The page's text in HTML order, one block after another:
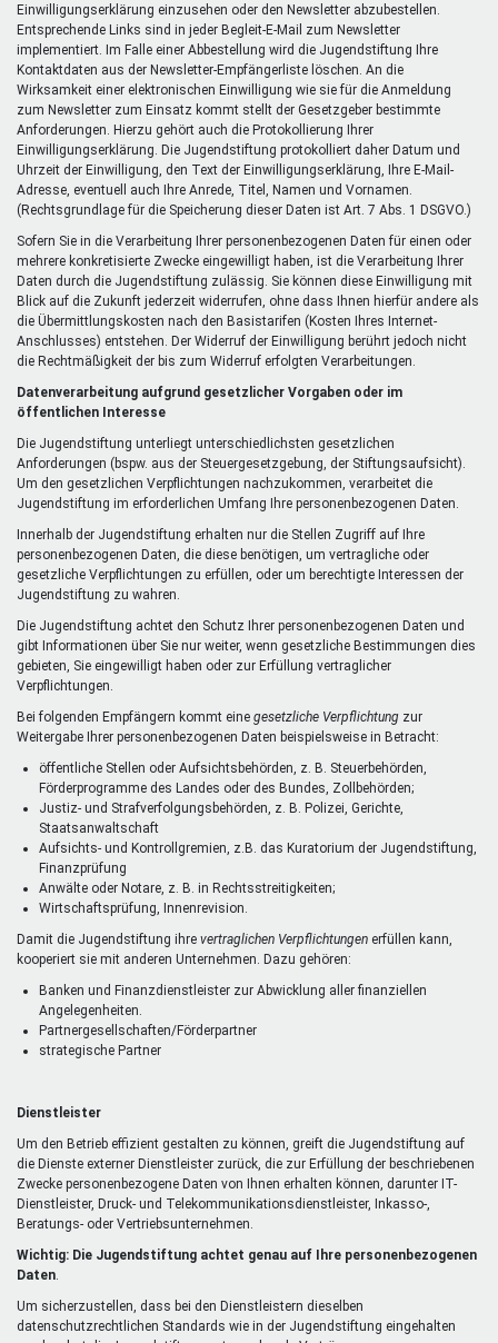
Einwilligungserklärung einzusehen oder den Newsletter abzubestellen.
Entsprechende Links sind in jeder Begleit-E-Mail zum Newsletter
implementiert. Im Falle einer Abbestellung wird die Jugendstiftung Ihre
Kontaktdaten aus der Newsletter-Empfängerliste löschen. An die
Wirksamkeit einer elektronischen Einwilligung wie sie für die Anmeldung
zum Newsletter zum Einsatz kommt stellt der Gesetzgeber bestimmte
Anforderungen. Hierzu gehört auch die Protokollierung Ihrer
Einwilligungserklärung. Die Jugendstiftung protokolliert daher Datum und
Uhrzeit der Einwilligung, den Text der Einwilligungserklärung, Ihre E-Mail-
Adresse, eventuell auch Ihre Anrede, Titel, Namen und Vornamen.
(Rechtsgrundlage für die Speicherung dieser Daten ist Art. 7 Abs. 1 DSGVO.)
Sofern Sie in die Verarbeitung Ihrer personenbezogenen Daten für einen oder
mehrere konkretisierte Zwecke eingewilligt haben, ist die Verarbeitung Ihrer
Daten durch die Jugendstiftung zulässig. Sie können diese Einwilligung mit
Blick auf die Zukunft jederzeit widerrufen, ohne dass Ihnen hierfür andere als
die Übermittlungskosten nach den Basistarifen (Kosten Ihres Internet-
Anschlusses) entstehen. Der Widerruf der Einwilligung berührt jedoch nicht
die Rechtmäßigkeit der bis zum Widerruf erfolgten Verarbeitungen.
Datenverarbeitung aufgrund gesetzlicher Vorgaben oder im
öffentlichen Interesse
Die Jugendstiftung unterliegt unterschiedlichsten gesetzlichen
Anforderungen (bspw. aus der Steuergesetzgebung, der Stiftungsaufsicht).
Um den gesetzlichen Verpflichtungen nachzukommen, verarbeitet die
Jugendstiftung im erforderlichen Umfang Ihre personenbezogenen Daten.
Innerhalb der Jugendstiftung erhalten nur die Stellen Zugriff auf Ihre
personenbezogenen Daten, die diese benötigen, um vertragliche oder
gesetzliche Verpflichtungen zu erfüllen, oder um berechtigte Interessen der
Jugendstiftung zu wahren.
Die Jugendstiftung achtet den Schutz Ihrer personenbezogenen Daten und
gibt Informationen über Sie nur weiter, wenn gesetzliche Bestimmungen dies
gebieten, Sie eingewilligt haben oder zur Erfüllung vertraglicher
Verpflichtungen.
Bei folgenden Empfängern kommt eine gesetzliche Verpflichtung zur
Weitergabe Ihrer personenbezogenen Daten beispielsweise in Betracht:
öffentliche Stellen oder Aufsichtsbehörden, z. B. Steuerbehörden,
Förderprogramme des Landes oder des Bundes, Zollbehörden;
Justiz- und Strafverfolgungsbehörden, z. B. Polizei, Gerichte,
Staatsanwaltschaft
Aufsichts- und Kontrollgremien, z.B. das Kuratorium der Jugendstiftung,
Finanzprüfung
Anwälte oder Notare, z. B. in Rechtsstreitigkeiten;
Wirtschaftsprüfung, Innenrevision.
Damit die Jugendstiftung ihre vertraglichen Verpflichtungen erfüllen kann,
kooperiert sie mit anderen Unternehmen. Dazu gehören:
Banken und Finanzdienstleister zur Abwicklung aller finanziellen
Angelegenheiten.
Partnergesellschaften/Förderpartner
strategische Partner
Dienstleister
Um den Betrieb effizient gestalten zu können, greift die Jugendstiftung auf
die Dienste externer Dienstleister zurück, die zur Erfüllung der beschriebenen
Zwecke personenbezogene Daten von Ihnen erhalten können, darunter IT-
Dienstleister, Druck- und Telekommunikationsdienstleister, Inkasso-,
Beratungs- oder Vertriebsunternehmen.
Wichtig: Die Jugendstiftung achtet genau auf Ihre personenbezogenen
Daten
Um sicherzustellen, dass bei den Dienstleistern dieselben
datenschutzrechtlichen Standards wie in der Jugendstiftung eingehalten